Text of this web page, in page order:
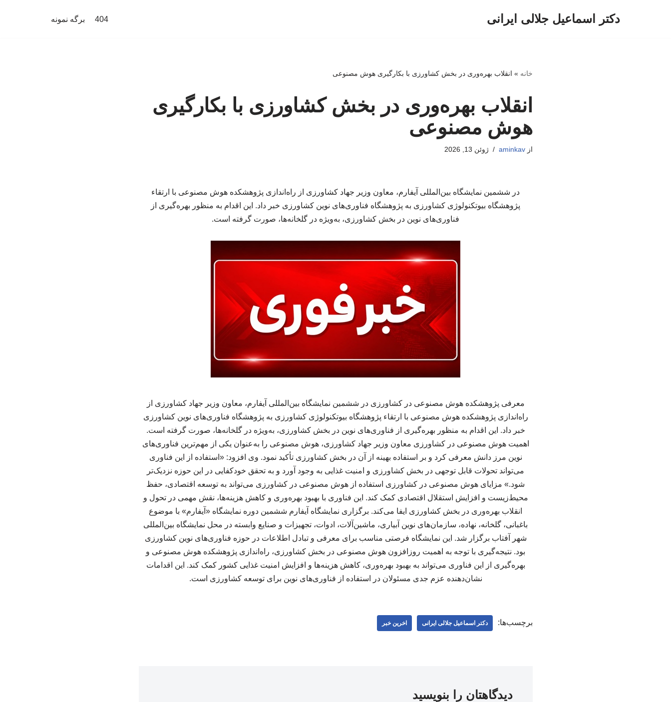
دکتر اسماعیل جلالی ایرانی 404 برگه نمونه
خانه » انقلاب بهره‌وری در بخش کشاورزی با بکارگیری هوش مصنوعی
انقلاب بهره‌وری در بخش کشاورزی با بکارگیری
هوش مصنوعی
ازaminkav ژوئن 13, 2026
در ششمین نمایشگاه بین‌المللی آیفارم، معاون وزیر جهاد کشاورزی از راه‌اندازی پژوهشکده هوش مصنوعی با ارتقاء
پژوهشگاه بیوتکنولوژی کشاورزی به پژوهشگاه فناوری‌های نوین کشاورزی خبر داد. این اقدام به منظور بهره‌گیری از
فناوری‌های نوین در بخش کشاورزی، به‌ویژه در گلخانه‌ها، صورت گرفته است.
معرفی پژوهشکده هوش مصنوعی در کشاورزی در ششمین نمایشگاه بین‌المللی آیفارم، معاون وزیر جهاد کشاورزی از
راه‌اندازی پژوهشکده هوش مصنوعی با ارتقاء پژوهشگاه بیوتکنولوژی کشاورزی به پژوهشگاه فناوری‌های نوین کشاورزی
خبر داد. این اقدام به منظور بهره‌گیری از فناوری‌های نوین در بخش کشاورزی، به‌ویژه در گلخانه‌ها، صورت گرفته است.
اهمیت هوش مصنوعی در کشاورزی معاون وزیر جهاد کشاورزی، هوش مصنوعی را به‌عنوان یکی از مهم‌ترین فناوری‌های
نوین مرز دانش معرفی کرد و بر استفاده بهینه از آن در بخش کشاورزی تأکید نمود. وی افزود: «استفاده از این فناوری
می‌تواند تحولات قابل توجهی در بخش کشاورزی و امنیت غذایی به وجود آورد و به تحقق خودکفایی در این حوزه نزدیک‌تر
شود.» مزایای هوش مصنوعی در کشاورزی استفاده از هوش مصنوعی در کشاورزی می‌تواند به توسعه اقتصادی، حفظ
محیط‌زیست و افزایش استقلال اقتصادی کمک کند. این فناوری با بهبود بهره‌وری و کاهش هزینه‌ها، نقش مهمی در تحول و
انقلاب بهره‌وری در بخش کشاورزی ایفا می‌کند. برگزاری نمایشگاه آیفارم ششمین دوره نمایشگاه «آیفارم» با موضوع
باغبانی، گلخانه، نهاده، سازمان‌های نوین آبیاری، ماشین‌آلات، ادوات، تجهیزات و صنایع وابسته در محل نمایشگاه بین‌المللی
شهر آفتاب برگزار شد. این نمایشگاه فرصتی مناسب برای معرفی و تبادل اطلاعات در حوزه فناوری‌های نوین کشاورزی
بود. نتیجه‌گیری با توجه به اهمیت روزافزون هوش مصنوعی در بخش کشاورزی، راه‌اندازی پژوهشکده هوش مصنوعی و
بهره‌گیری از این فناوری می‌تواند به بهبود بهره‌وری، کاهش هزینه‌ها و افزایش امنیت غذایی کشور کمک کند. این اقدامات
نشان‌دهنده عزم جدی مسئولان در استفاده از فناوری‌های نوین برای توسعه کشاورزی است.
برچسب‌ها: دکتر اسماعیل جلالی ایرانی اخرین خبر
دیدگاهتان را بنویسید